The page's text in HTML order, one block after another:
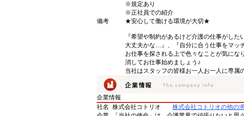
※規定あり
※正社員での紹介
備考
★安心して働ける環境が大切★
『希望や制約があるけど介護の仕事がし
大丈夫かな…』、『自分に合う仕事をマッ
お仕事を探される上で色々なことが気に
消してお仕事始めましょう♪
当社はスタッフの皆様お一人お一人に専属
企業情報
社名
株式会社コトリオ
株式会社コトリオの他の